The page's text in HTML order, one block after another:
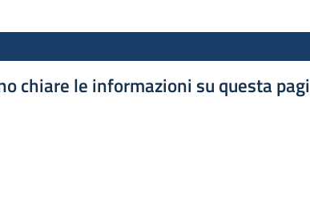
chiare le informazioni su questa